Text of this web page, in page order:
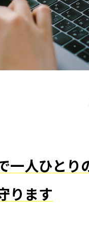
一人ひとり
ります